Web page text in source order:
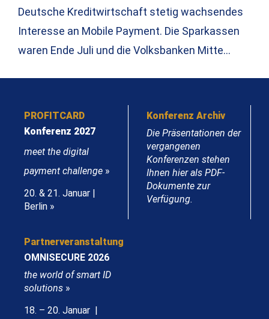
Deutsche Kreditwirtschaft stetig wachsendes
Interesse an Mobile Payment. Die Sparkassen
waren Ende Juli und die Volksbanken Mitte…
PROFITCARD
Konferenz 2027
meet the digital
payment challenge »
20. & 21. Januar |
Berlin »
Konferenz Archiv
Die Präsentationen der
vergangenen
Konferenzen stehen
Ihnen hier als PDF-
Dokumente zur
Verfügung.
Partnerveranstaltung
OMNISECURE 2026
the world of smart ID
solutions »
18. – 20. Januar |